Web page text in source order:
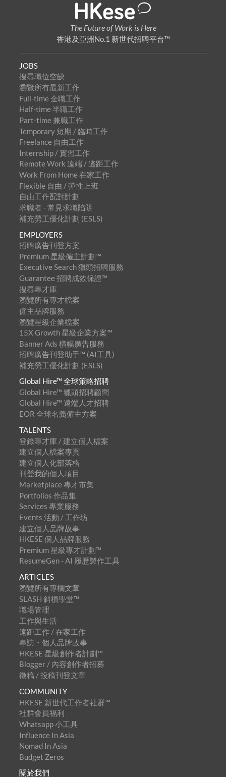
The Future of Work is Here
香港及亞洲No.1 新世代招聘平台™
JOBS
搜尋職位空缺
瀏覽所有最新工作
Full-time 全職工作
Half-time 半職工作
Part-time 兼職工作
Temporary 短期 / 臨時工作
Freelance 自由工作
Internship / 實習工作
Remote Work 遠端 / 遙距工作
Work From Home 在家工作
Flexible 自由 / 彈性上班
自由工作配對計劃
求職者 - 常見求職陷阱
補充勞工優化計劃 (ESLS)
EMPLOYERS
招聘廣告刊登方案
Premium 星級僱主計劃™
Executive Search 獵頭招聘服務
Guarantee 招聘成效保證™
搜尋專才庫
瀏覽所有專才檔案
僱主品牌服務
瀏覽星級企業檔案
15X Growth 星級企業方案™
Banner Ads 橫幅廣告服務
招聘廣告刊登助手™ (AI工具)
補充勞工優化計劃 (ESLS)
Global Hire™ 全球策略招聘
Global Hire™ 獵頭招聘顧問
Global Hire™ 遠端人才招聘
EOR 全球名義僱主方案
TALENTS
登錄專才庫 / 建立個人檔案
建立個人檔案專頁
建立個人化部落格
刊登我的個人項目
Marketplace 專才市集
Portfolios 作品集
Services 專業服務
Events 活動 / 工作坊
建立個人品牌故事
HKESE 個人品牌服務
Premium 星級專才計劃™
ResumeGen - AI 履歷製作工具
ARTICLES
瀏覽所有專欄文章
SLASH 斜槓學堂™
職場管理
工作與生活
遠距工作 / 在家工作
專訪・個人品牌故事
HKESE 星級創作者計劃™
Blogger / 內容創作者招募
徵稿 / 投稿刊登文章
COMMUNITY
HKESE 新世代工作者社群™
社群會員福利
Whatsapp 小工具
Influence In Asia
Nomad In Asia
Budget Zeros
關於我們